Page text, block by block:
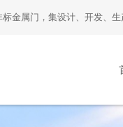
金属门，集设计、开发、